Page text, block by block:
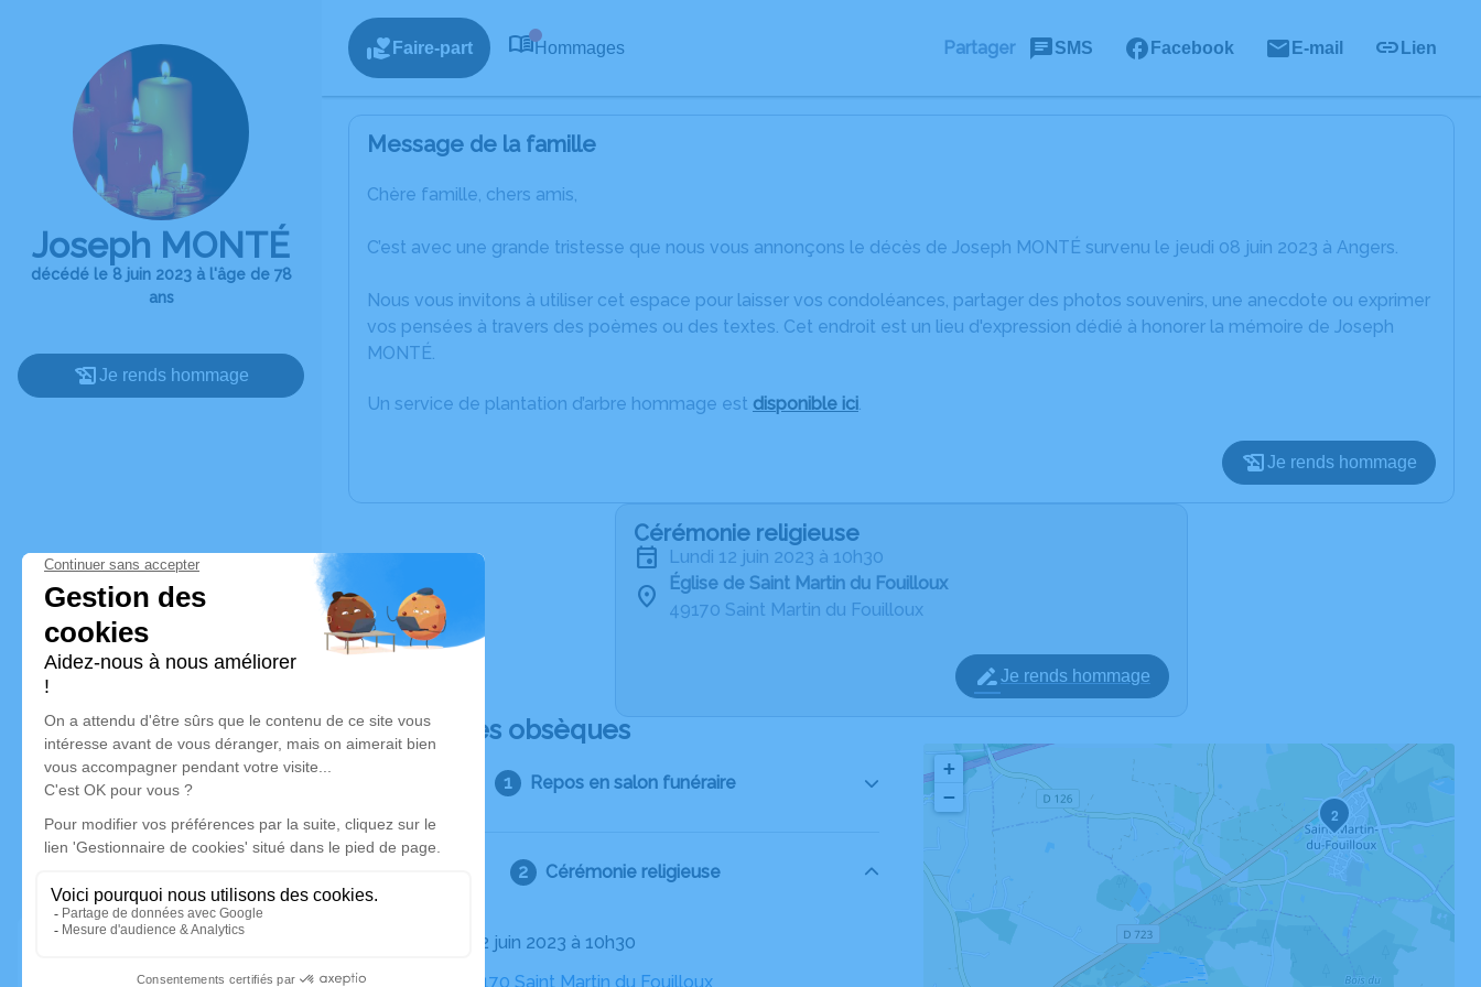
Joseph MONTÉ
décédé le 8 juin 2023 à l'âge de 78
ans
Je rends hommage
Faire-part Hommages Partager SMS Facebook E-mail Lien
Message de la famille
Chère famille, chers amis,
C’est avec une grande tristesse que nous vous annonçons le décès de Joseph MONTÉ survenu le jeudi 08 juin 2023 à Angers.
Nous vous invitons à utiliser cet espace pour laisser vos condoléances, partager des photos souvenirs, une anecdote ou exprimer
vos pensées à travers des poèmes ou des textes. Cet endroit est un lieu d'expression dédié à honorer la mémoire de Joseph
MONTÉ.
Un service de plantation d’arbre hommage est disponible ici.
Je rends hommage
Cérémonie religieuse
lundi 12 juin 2023 à 10h30
Église de Saint Martin du Fouilloux
49170 Saint Martin du Fouilloux
Je rends hommage
Déroulé des obsèques
Repos en salon funéraire
Cérémonie religieuse
Le lundi 12 juin 2023 à 10h30
Église, 49170 Saint Martin du Fouilloux
2
+
−